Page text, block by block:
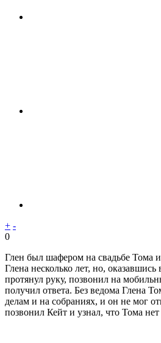
+ -
0
Глен был шафером на свадьбе Тома
Глена несколько лет, но,
протянул руку, позвонил на
получил ответа. Без ведома Глена
делам и на собраниях, и он не мог
позвонил Кейт и узнал, что Тома